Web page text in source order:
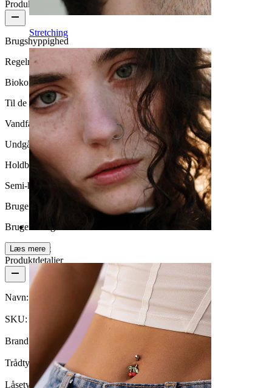
Stretching
Næse
Produktkvalitet
Brugshyppighed
Regelmæssig brug
Biokompatibilitet
Til de fleste hudtyper
Vandfasthed
Undgå vand
Holdbarhed
Semi-holdbar
Brugervenlighed
Brugervenligt
Læs mere
Produktdetaljer
Navn: Belly clicker med funklende blomst
SKU:
Brand: Bodymod Moments
Trådtykkelse:1,6 mm
Låsetype:Hængsel